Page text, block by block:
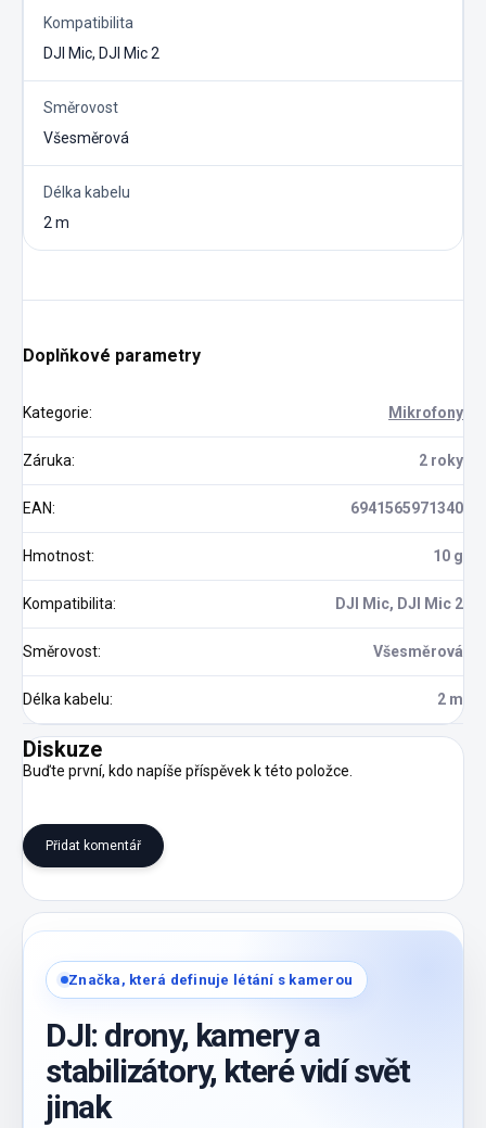
Kompatibilita
DJI Mic, DJI Mic 2
Směrovost
Všesměrová
Délka kabelu
2 m
Doplňkové parametry
Kategorie: Mikrofony
Záruka: 2 roky
EAN: 6941565971340
Hmotnost: 10 g
Kompatibilita: DJI Mic, DJI Mic 2
Směrovost: Všesměrová
Délka kabelu: 2 m
Diskuze
Buďte první, kdo napíše příspěvek k této položce.
Přidat komentář
Značka, která definuje létání s kamerou
DJI: drony, kamery a
stabilizátory, které vidí svět
jinak